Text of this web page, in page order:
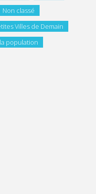
Non classé
Villes de Demain
population